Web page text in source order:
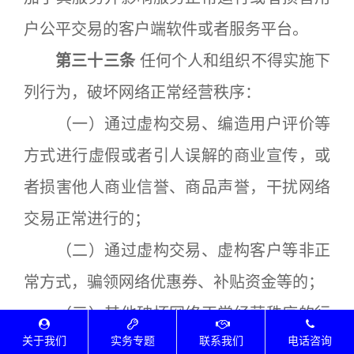
户公平交易的客户端软件或者服务平台。
第三十三条任何个人和组织不得实施下
列行为，破坏网络正常经营秩序：
（一）通过虚构交易、编造用户评价等
方式进行虚假或者引人误解的商业宣传，或
者损害他人商业信誉、商品声誉，干扰网络
交易正常进行的；
（二）通过虚构交易、虚构客户等非正
常方式，骗领网络优惠券、补贴资金等的；
（三）其他破坏网络正常经营秩序的行
为。
关于我们 实务专题 联系我们 电话咨询